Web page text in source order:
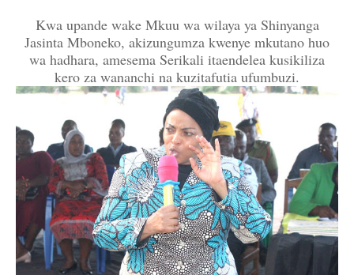
Kwa upande wake Mkuu wa wilaya ya Shinyanga
Jasinta Mboneko, akizungumza kwenye mkutano huo
wa hadhara, amesema Serikali itaendelea kusikiliza
kero za wananchi na kuzitafutia ufumbuzi.